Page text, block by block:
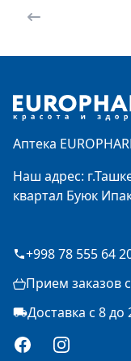
Аптека
Наш адрес:
квартал Буюк
+998 78 555 64
Прием заказов
Доставка с 8 до
FacebookInstagram